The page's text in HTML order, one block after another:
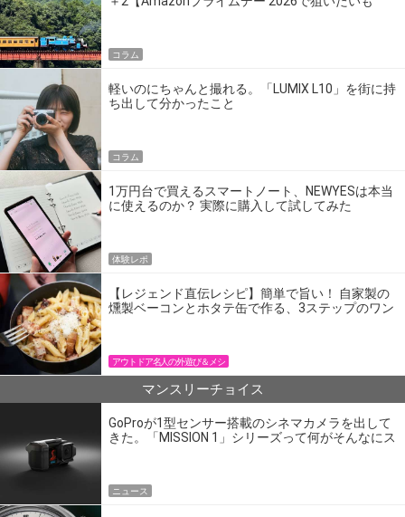
コラム
軽いのにちゃんと撮れる。「LUMIX L10」を街に持
ち出して分かったこと
コラム
1万円台で買えるスマートノート、NEWYESは本当
に使えるのか？ 実際に購入して試してみた
体験レポ
【レジェンド直伝レシピ】簡単で旨い！ 自家製の
燻製ベーコンとホタテ缶で作る、3ステップのワン
アウトドア名人の外遊び＆メシ
マンスリーチョイス
GoProが1型センサー搭載のシネマカメラを出して
きた。「MISSION 1」シリーズって何がそんなにス
ニュース